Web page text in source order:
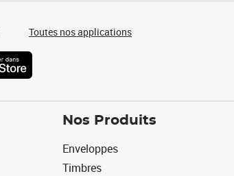
Toutes nos applications
Nos Produits
Enveloppes
Timbres